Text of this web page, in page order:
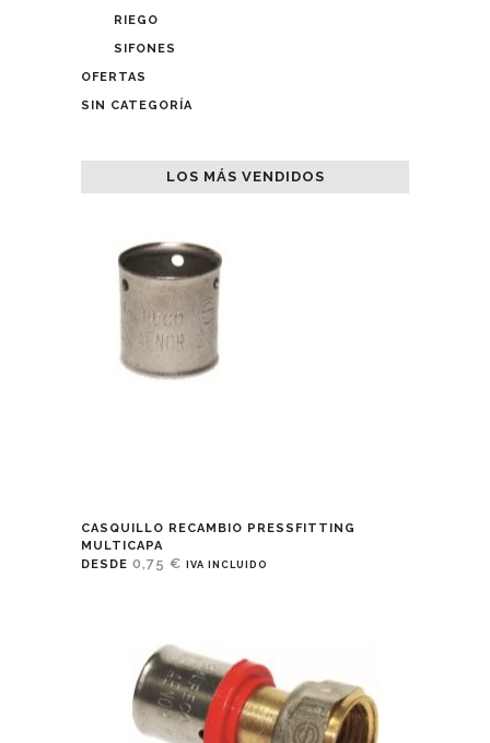
RIEGO
SIFONES
OFERTAS
SIN CATEGORÍA
LOS MÁS VENDIDOS
CASQUILLO RECAMBIO PRESSFITTING
MULTICAPA
DESDE 0,75 € IVA INCLUIDO